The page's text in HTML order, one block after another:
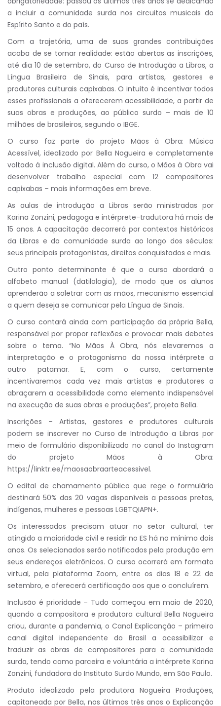
a incluir a comunidade surda nos circuitos musicais do
Espírito Santo e do país.
Com a trajetória, uma de suas grandes contribuições
acaba de se tornar realidade: estão abertas as inscrições,
até dia 10 de setembro, do Curso de Introdução a Libras, a
Língua Brasileira de Sinais, para artistas, gestores e
produtores culturais capixabas. O intuito é incentivar todos
esses profissionais a oferecerem acessibilidade, a partir de
suas obras e produções, ao público surdo – mais de 10
milhões de brasileiros, segundo o IBGE.
O curso faz parte do projeto Mãos à Obra: Música
Acessível, idealizado por Bella Nogueira e completamente
voltado à inclusão digital. Além do curso, o Mãos à Obra vai
desenvolver trabalho especial com 12 compositores
capixabas – mais informações em breve.
As aulas de introdução a Libras serão ministradas por
Karina Zonzini, pedagoga e intérprete-tradutora há mais de
15 anos. A capacitação decorrerá por contextos históricos
da Libras e da comunidade surda ao longo dos séculos:
seus principais protagonistas, direitos conquistados e mais.
Outro ponto determinante é que o curso abordará o
alfabeto manual (datilologia), de modo que os alunos
aprenderão a soletrar com as mãos, mecanismo essencial
a quem deseja se comunicar pela Língua de Sinais.
O curso contará ainda com participação da própria Bella,
responsável por propor reflexões e provocar mais debates
sobre o tema. “No Mãos À Obra, nós elevaremos a
interpretação e o protagonismo da nossa intérprete a
outro patamar. E, com o curso, certamente
incentivaremos cada vez mais artistas e produtores a
abraçarem a acessibilidade como elemento indispensável
na execução de suas obras e produções”, projeta Bella.
Inscrições – Artistas, gestores e produtores culturais
podem se inscrever no Curso de Introdução a Libras por
meio de formulário disponibilizado no canal do Instagram
do projeto Mãos à Obra:
https://linktr.ee/maosaobraarteacessivel.
O edital de chamamento público que rege o formulário
destinará 50% das 20 vagas disponíveis a pessoas pretas,
indígenas, mulheres e pessoas LGBTQIAPN+.
Os interessados precisam atuar no setor cultural, ter
atingido a maioridade civil e residir no ES há no mínimo dois
anos. Os selecionados serão notificados pela produção em
seus endereços eletrônicos. O curso ocorrerá em formato
virtual, pela plataforma Zoom, entre os dias 18 e 22 de
setembro, e oferecerá certificação aos que o concluírem.
Inclusão é prioridade – Tudo começou em maio de 2020,
quando a compositora e produtora cultural Bella Nogueira
criou, durante a pandemia, o Canal Explicanção – primeiro
canal digital independente do Brasil a acessibilizar e
traduzir as obras de compositores para a comunidade
surda, tendo como parceira e voluntária a intérprete Karina
Zonzini, fundadora do Instituto Surdo Mundo, em São Paulo.
Produto idealizado pela produtora Nogueira Produções,
capitaneada por Bella, nos últimos três anos o Explicanção